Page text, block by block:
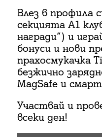
Влез в профила
секцията А1
награди“) и
бонуси и нови
прахосмукачка
безжично
MagSafe и
Участвай и
всеки ден!